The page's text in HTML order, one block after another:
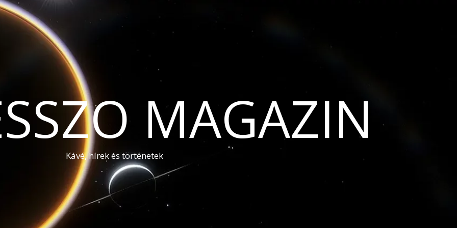
MAGAZIN
Kávé, hírek és történetek